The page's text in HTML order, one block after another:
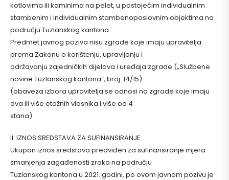
kotlovima ili kaminima na pelet, u postojećim individualnim
stambenim i individualnim stambenoposlovnim objektima na
području Tuzlanskog kantona.
Predmet javnog poziva nisu zgrade koje imaju upravitelja
prema Zakonu o korištenju, upravljanju i
održavanju zajedničkih dijelova i uređaja zgrade („Službene
novine Tuzlanskog kantona“, broj: 14/15)
(obaveza izbora upravitelja se odnosi na zgrade koje imaju
dva ili više etažnih vlasnika i više od 4
stana).
II. IZNOS SREDSTAVA ZA SUFINANSIRANJE
Ukupan iznos sredstava predviđen za sufinansiranje mjera
smanjenja zagađenosti zraka na području
Tuzlanskog kantona u 2021. godini, po ovom javnom pozivu je